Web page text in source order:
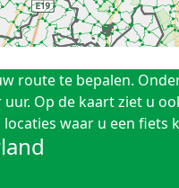
route te bepalen.
Op de kaart ziet u
waar u een